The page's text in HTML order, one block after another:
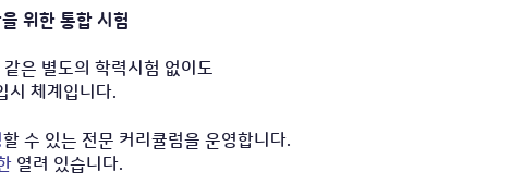
위한 통합 시험
은 별도의 학력시험 없이도
시 체계입니다.
할 수 있는 전문 커리큘럼을 운영합니다.
열려 있습니다.